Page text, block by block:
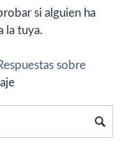
si alguien ha
la tuya.
sobre